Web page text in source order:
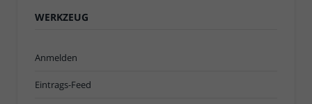
WERKZEUG
Anmelden
Eintrags-Feed